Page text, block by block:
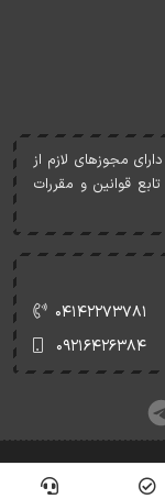
مجوزهای لازم از
قوانين و مقررات
۰۴۱۴۲۲۷۳۷۸۱
۰۹۲۱۶۴۲۶۳۸۴